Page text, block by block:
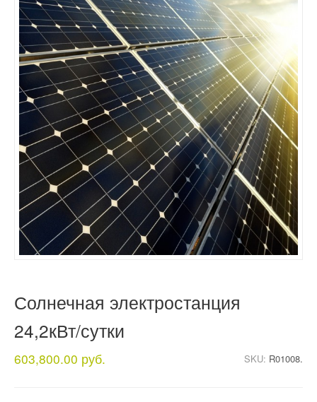
Солнечная электростанция
24,2кВт/сутки
603,800.00 руб. SKU: R01008.